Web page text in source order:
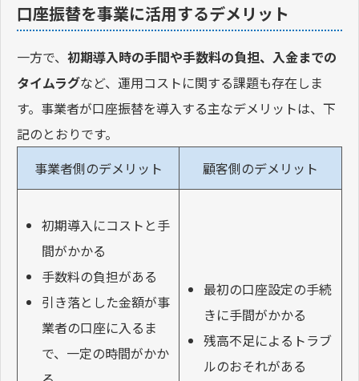
口座振替を事業に活用するデメリット
一方で、 初期導入時の手間や手数料の負担、入金までの
タイムラグなど、運用コストに関する課題も存在しま
す。事業者が口座振替を導入する主なデメリットは、下
記のとおりです。
事業者側のデメリット
顧客側のデメリット
初期導入にコストと手
間がかかる
手数料の負担がある
引き落とした金額が事
業者の口座に入るま
で、一定の時間がかか
最初の口座設定の手続
きに手間がかかる
残高不足によるトラブ
ルのおそれがある